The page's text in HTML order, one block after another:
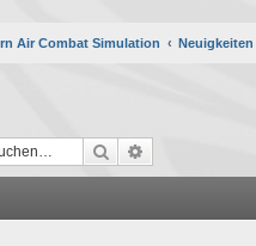
Air Combat Simulation Neuigkeiten
Suche